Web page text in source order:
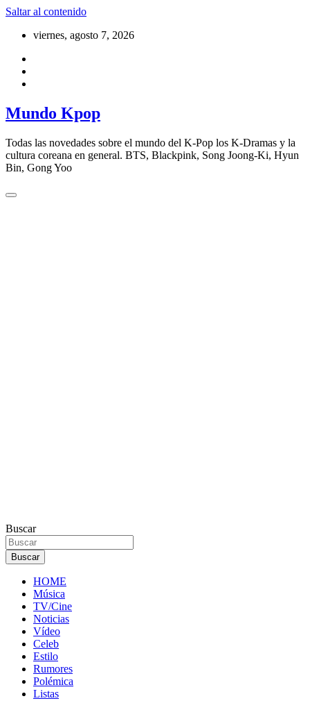
Saltar al contenido
viernes, agosto 7, 2026
Mundo Kpop
Todas las novedades sobre el mundo del K-Pop los K-Dramas y la
cultura coreana en general. BTS, Blackpink, Song Joong-Ki, Hyun
Bin, Gong Yoo
Buscar
Buscar
HOME
Música
TV/Cine
Noticias
Vídeo
Celeb
Estilo
Rumores
Polémica
Listas